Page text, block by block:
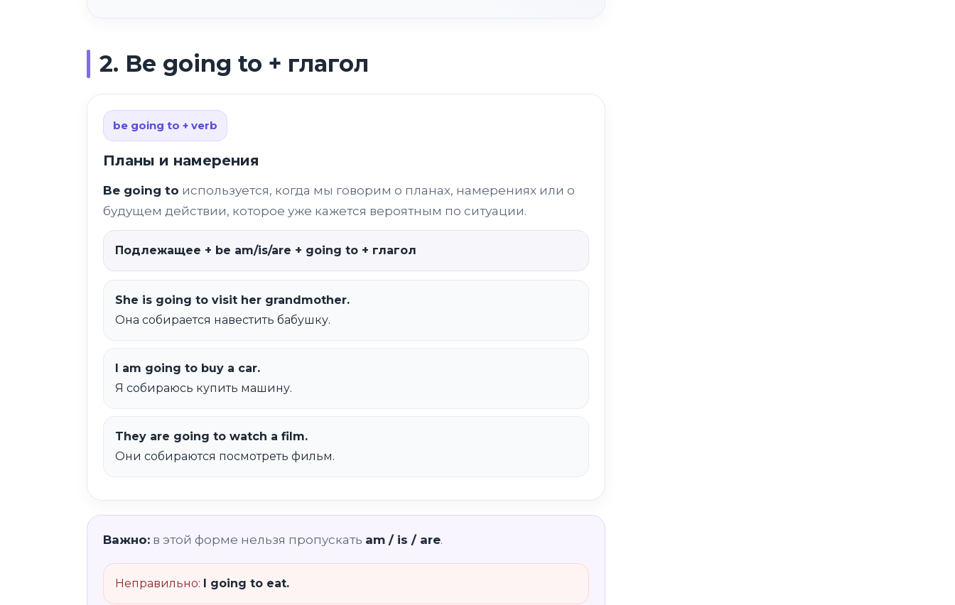
2. Be going to + глагол
be going to + verb
Планы и намерения
Be going to используется, когда мы говорим о планах, намерениях или о
будущем действии, которое уже кажется вероятным по ситуации.
Подлежащее + be am/is/are + going to + глагол
She is going to visit her grandmother.
Она собирается навестить бабушку.
I am going to buy a car.
Я собираюсь купить машину.
They are going to watch a film.
Они собираются посмотреть фильм.
Важно: в этой форме нельзя пропускать am / is / are.
Неправильно: I going to eat.